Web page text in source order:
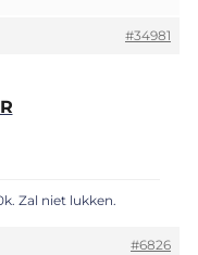
#34981
Zal niet lukken.
#6826